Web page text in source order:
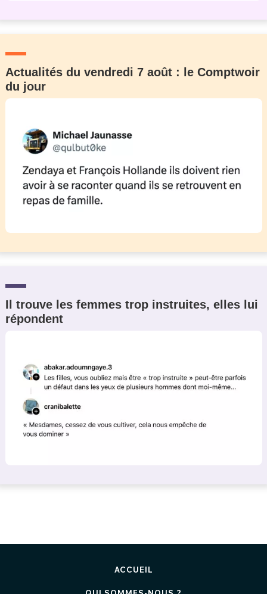
Actualités du vendredi 7 août : le Comptwoir
du jour
Il trouve les femmes trop instruites, elles lui
répondent
ACCUEIL